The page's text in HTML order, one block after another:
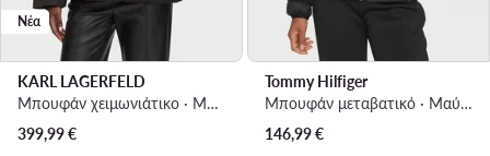
Νέα
KARL LAGERFELD
Μπουφάν χειμωνιάτικο · Μαύρο
399,99€
Tommy Hilfiger
Μπουφάν μεταβατικό · Μαύρο
146,99€